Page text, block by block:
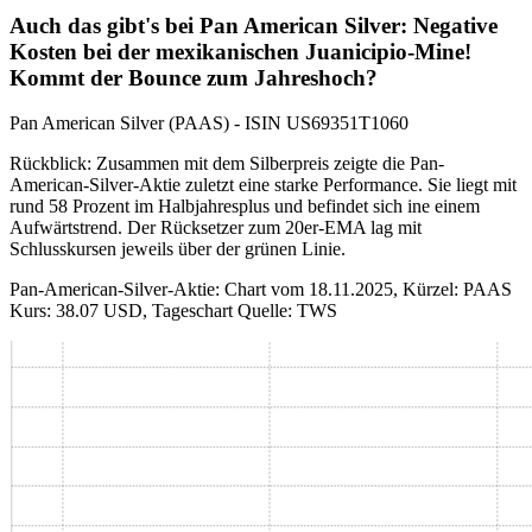
Auch das gibt's bei Pan American Silver: Negative
Kosten bei der mexikanischen Juanicipio-Mine!
Kommt der Bounce zum Jahreshoch?
Pan American Silver (PAAS) - ISIN US69351T1060
Rückblick: Zusammen mit dem Silberpreis zeigte die Pan-
American-Silver-Aktie zuletzt eine starke Performance. Sie liegt mit
rund 58 Prozent im Halbjahresplus und befindet sich ine einem
Aufwärtstrend. Der Rücksetzer zum 20er-EMA lag mit
Schlusskursen jeweils über der grünen Linie.
Pan-American-Silver-Aktie: Chart vom 18.11.2025, Kürzel: PAAS
Kurs: 38.07 USD, Tageschart Quelle: TWS